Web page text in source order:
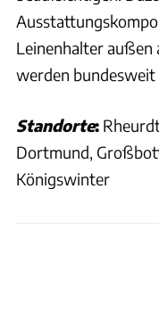
Leinenhalter
werden
Standorte:
Dortmund,
Königswinter